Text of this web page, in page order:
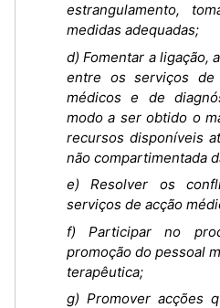
estrangulamento,
medidas adequadas;
d) Fomentar a ligação,
entre os serviços de
médicos e de
modo a ser obtido o
recursos disponíveis
não compartimentada
e) Resolver os
serviços de acção
f) Participar no
promoção do pessoal
terapêutica;
g) Promover acções